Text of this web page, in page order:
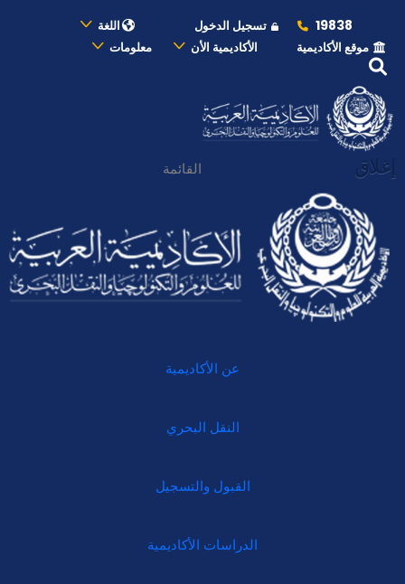
19838 تسجيل الدخول
اللغة
موقع الأكاديمية
الأكاديمية الأن معلومات
إغلاق القائمة
عن الأكاديمية
النقل البحري
القبول والتسجيل
الدراسات الأكاديمية